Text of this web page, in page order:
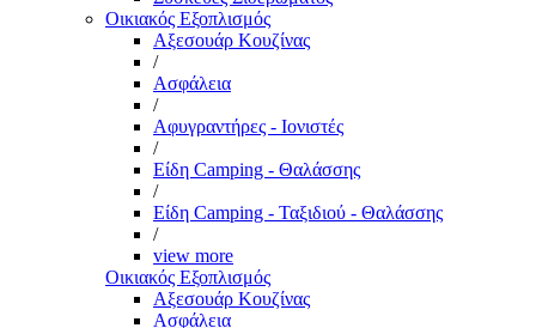
Οικιακός Εξοπλισμός
Αξεσουάρ Κουζίνας
/
Ασφάλεια
/
Αφυγραντήρες - Ιονιστές
/
Είδη Camping - Θαλάσσης
/
Είδη Camping - Ταξιδιού - Θαλάσσης
/
view more
Οικιακός Εξοπλισμός
Αξεσουάρ Κουζίνας
Ασφάλεια